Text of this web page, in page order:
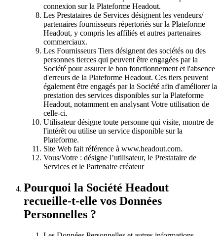
connexion sur la Plateforme Headout.
Les Prestataires de Services désignent les vendeurs/
partenaires fournisseurs répertoriés sur la Plateforme
Headout, y compris les affiliés et autres partenaires
commerciaux.
Les Fournisseurs Tiers désignent des sociétés ou des
personnes tierces qui peuvent être engagées par la
Société pour assurer le bon fonctionnement et l'absence
d'erreurs de la Plateforme Headout. Ces tiers peuvent
également être engagés par la Société afin d'améliorer la
prestation des services disponibles sur la Plateforme
Headout, notamment en analysant Votre utilisation de
celle-ci.
Utilisateur désigne toute personne qui visite, montre de
l'intérêt ou utilise un service disponible sur la
Plateforme.
Site Web fait référence à www.headout.com.
Vous/Votre : désigne l’utilisateur, le Prestataire de
Services et le Partenaire créateur
Pourquoi la Société Headout
recueille-t-elle vos Données
Personnelles ?